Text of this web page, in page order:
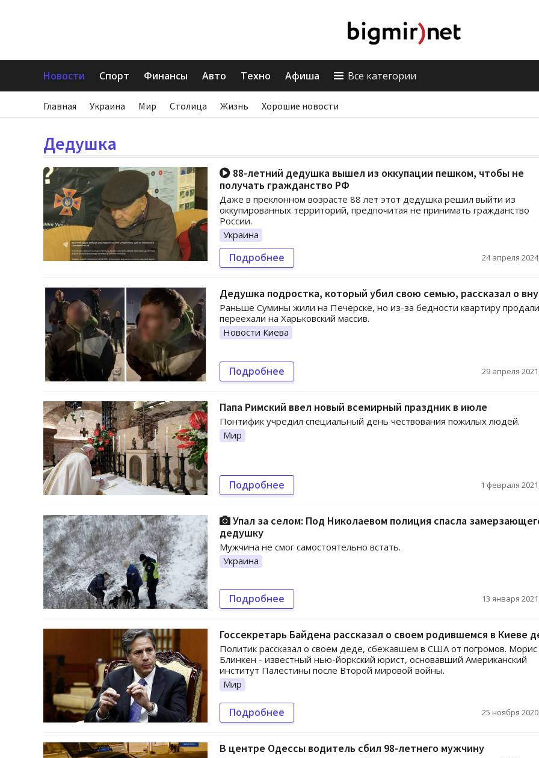
Новости Спорт Финансы Авто Техно Афиша Все категории
Главная Украина Мир Столица Жизнь Хорошие новости
Дедушка
88-летний дедушка вышел из оккупации пешком, чтобы не
получать гражданство РФ
Даже в преклонном возрасте 88 лет этот дедушка решил выйти из
оккупированных территорий, предпочитая не принимать гражданство
России.
Украина
Подробнее 24 апреля
Дедушка подростка, который убил свою семью, рассказал о
Раньше Сумины жили на Печерске, но из-за бедности квартиру
переехали на Харьковский массив.
Новости Киева
Подробнее 29 апреля
Папа Римский ввел новый всемирный праздник в июле
Понтифик учредил специальный день чествования пожилых людей.
Мир
Подробнее 1 февраля
Упал за селом: Под Николаевом полиция спасла
дедушку
Мужчина не смог самостоятельно встать.
Украина
Подробнее 13 января
Госсекретарь Байдена рассказал о своем родившемся в Киеве
Политик рассказал о своем деде, сбежавшем в США от погромов. Морис
Блинкен - известный нью-йоркский юрист, основавший Американский
институт Палестины после Второй мировой войны.
Мир
Подробнее 25 ноября
В центре Одессы водитель сбил 98-летнего мужчину